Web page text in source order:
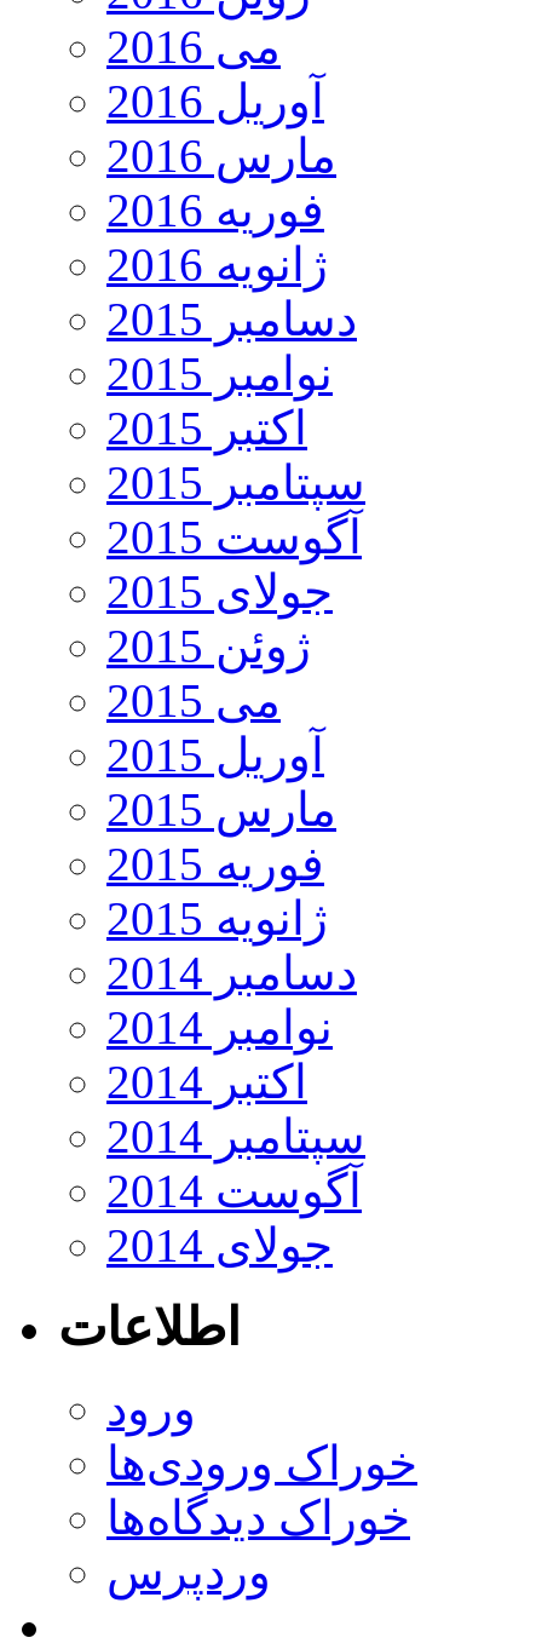
می 2016
آوریل 2016
مارس 2016
فوریه 2016
ژانویه 2016
دسامبر 2015
نوامبر 2015
اکتبر 2015
سپتامبر 2015
آگوست 2015
جولای 2015
ژوئن 2015
می 2015
آوریل 2015
مارس 2015
فوریه 2015
ژانویه 2015
دسامبر 2014
نوامبر 2014
اکتبر 2014
سپتامبر 2014
آگوست 2014
جولای 2014
اطلاعات
ورود
خوراک ورودی‌ها
خوراک دیدگاه‌ها
وردپرس